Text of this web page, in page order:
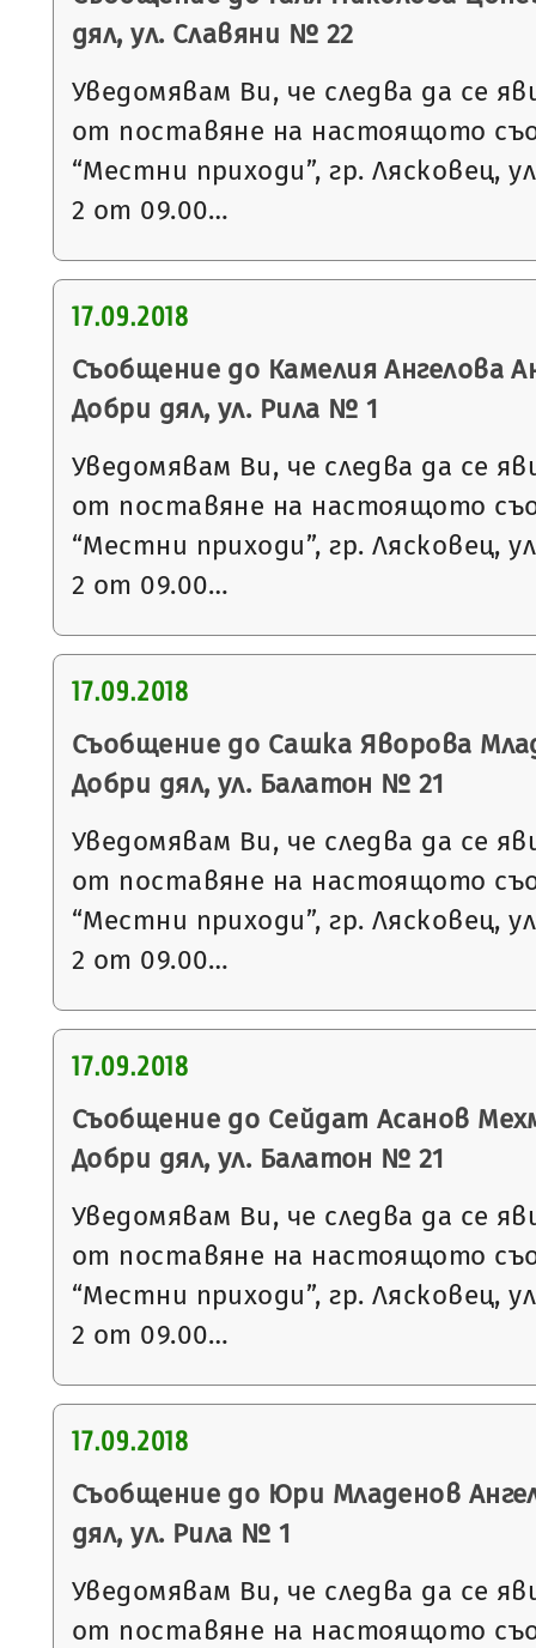
дял, ул. Славяни № 22
Уведомявам Ви, че следва да се
от поставяне на настоящото
“Местни приходи”, гр. Лясковец,
2 от 09.00…
17.09.2018
Съобщение до Камелия Ангелова
Добри дял, ул. Рила № 1
Уведомявам Ви, че следва да се
от поставяне на настоящото
“Местни приходи”, гр. Лясковец,
2 от 09.00…
17.09.2018
Съобщение до Сашка Яворова
Добри дял, ул. Балатон № 21
Уведомявам Ви, че следва да се
от поставяне на настоящото
“Местни приходи”, гр. Лясковец,
2 от 09.00…
17.09.2018
Съобщение до Сейдат Асанов
Добри дял, ул. Балатон № 21
Уведомявам Ви, че следва да се
от поставяне на настоящото
“Местни приходи”, гр. Лясковец,
2 от 09.00…
17.09.2018
Съобщение до Юри Младенов
дял, ул. Рила № 1
Уведомявам Ви, че следва да се
от поставяне на настоящото